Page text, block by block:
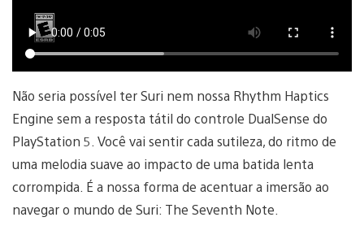
Não seria possível ter Suri nem nossa Rhythm Haptics
Engine sem a resposta tátil do controle DualSense do
PlayStation 5. Você vai sentir cada sutileza, do ritmo de
uma melodia suave ao impacto de uma batida lenta
corrompida. É a nossa forma de acentuar a imersão ao
navegar o mundo de Suri: The Seventh Note.